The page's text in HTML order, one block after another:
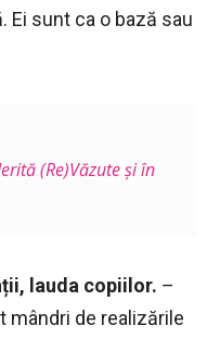
Ei sunt ca o bază sau
(Re)Văzute și în
lauda copiilor. –
mândri de realizările